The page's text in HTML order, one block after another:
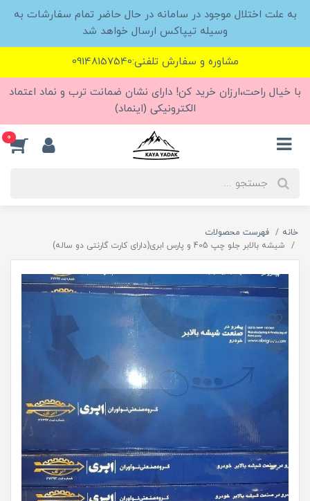
به علت اختلال موجود در سامانه در حال حاضر تمام سفارشات به
وسیله تیپاکس ارسال خواهد شد
مشاوره و سفارش تلفنی:09148157540
با خیال راحت،ارزان خرید کن! دارای نشان ضمانت ترب و نماد اعتماد
الکترونیکی (اینماد)
0
خانه
فهرست محصولات
شیشه بالابر جلو چپ 405 و پارس ابری(دارای کارت گارنتی دو ساله)